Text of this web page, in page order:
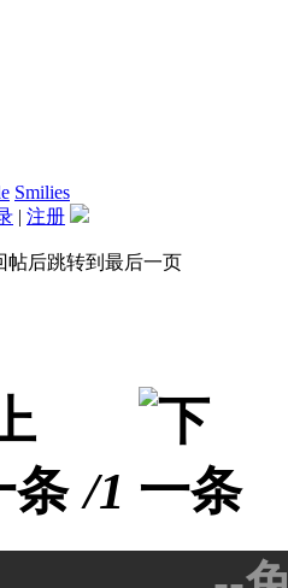
Smilies
| 注册
帖后跳转到最后一页
/1